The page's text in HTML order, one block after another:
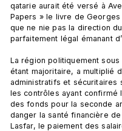
qatarie aurait été versé à
Papers » le livre de Georges
que ne nie pas la direction
parfaitement légal émanant
La région politiquement
étant majoritaire, a multiplié
administratifs et sécuritaires
les contrôles ayant confirmé
des fonds pour la seconde
danger la santé financière
Lasfar, le paiement des